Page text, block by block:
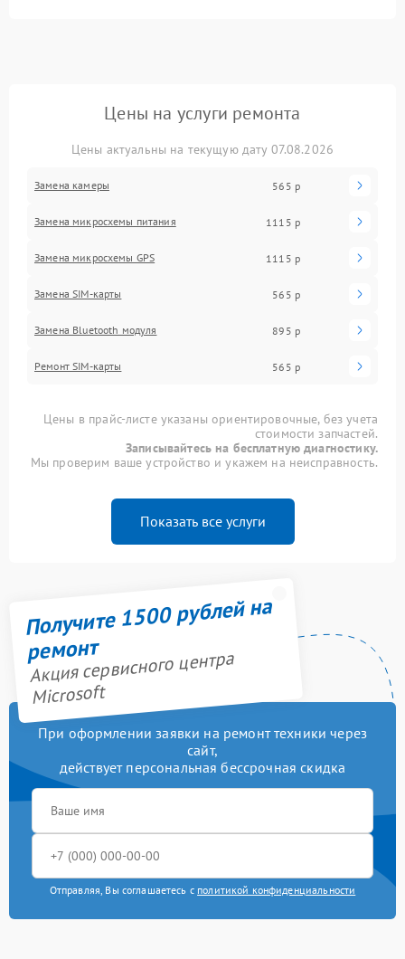
Цены на услуги ремонта
Цены актуальны на текущую дату 07.08.2026
Замена камеры 565 р
Замена микросхемы питания 1115 р
Замена микросхемы GPS 1115 р
Замена SIM-карты 565 р
Замена Bluetooth модуля 895 р
Ремонт SIM-карты 565 р
Цены в прайс-листе указаны ориентировочные, без учета
стоимости запчастей.
Записывайтесь на бесплатную диагностику.
Мы проверим ваше устройство и укажем на неисправность.
Показать все услуги
Получите 1500 рублей на
ремонт
Акция сервисного центра
Microsoft
При оформлении заявки на ремонт техники через
сайт,
действует персональная бессрочная скидка
Отправляя, Вы соглашаетесь с политикой конфиденциальности